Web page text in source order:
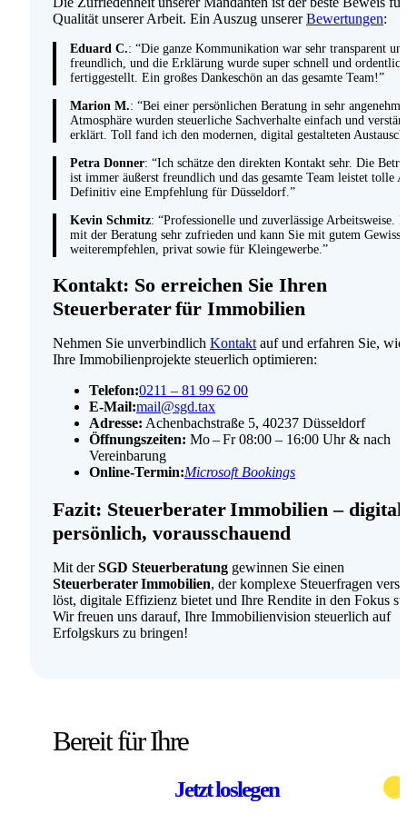
Qualität unserer Arbeit. Ein Auszug unsererBewertungen:
Eduard C.: “Die ganze Kommunikation war sehr transparent
freundlich, und die Erklärung wurde super schnell und ordentlich
fertiggestellt. Ein großes Dankeschön an das gesamte Team!”
Marion M.: “Bei einer persönlichen Beratung in sehr
Atmosphäre wurden steuerliche Sachverhalte einfach und
erklärt. Toll fand ich den modernen, digital gestalteten
Petra Donner: “Ich schätze den direkten Kontakt sehr. Die
ist immer äußerst freundlich und das gesamte Team leistet tolle
Definitiv eine Empfehlung für Düsseldorf.”
Kevin Schmitz: “Professionelle und zuverlässige Arbeitsweise.
mit der Beratung sehr zufrieden und kann Sie mit gutem
weiterempfehlen, privat sowie für Kleingewerbe.”
Kontakt: So erreichen Sie Ihren
Steuerberater für Immobilien
Nehmen Sie unverbindlich Kontakt auf und erfahren Sie,
Ihre Immobilien­projekte steuer­lich optimieren:
Telefon:0211 – 81 99 62 00
E-Mail:mail@sgd.tax
Adresse: Achenbachstraße 5, 40237 Düsseldorf
Öffnungszeiten: Mo – Fr 08:00 – 16:00 Uhr & nach
Vereinbarung
Online‑Termin:Microsoft Bookings
Fazit: Steuerberater Immobilien – digital,
persönlich, voraus­schauend
Mit derSGD Steuerberatung gewinnen Sie einen
Steuerberater Immobilien, der komplexe Steuer­fragen
löst, digitale Effizienz bietet und Ihre Rendite in den Fokus
Wir freuen uns darauf, Ihre Immobilien­vision steuerlich auf
Erfolgskurs zu bringen!
Bereit für Ihre
individuelle Beratung?
digitale Buchhaltung?
Steueroptimierung?
finanzielle Klarheit?
Jetzt loslegen